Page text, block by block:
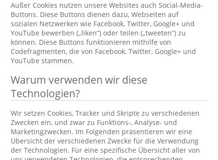
Außer Cookies nutzen unsere Websites auch Social-Media-
Buttons. Diese Buttons dienen dazu, Webseiten auf
sozialen Netzwerken wie Facebook, Twitter, Google+ und
YouTube bewerben („liken“) oder teilen („tweeten“) zu
können. Diese Buttons funktionieren mithilfe von
Codefragmenten, die von Facebook, Twitter, Google+ und
YouTube stammen.
Warum verwenden wir diese
Technologien?
Wir setzen Cookies, Tracker und Skripte zu verschiedenen
Zwecken ein, und zwar zu Funktions-, Analyse- und
Marketingzwecken. Im Folgenden präsentieren wir eine
Übersicht der verschiedenen Zwecke für die Verwendung
der Technologien. Für eine spezifische Übersicht aller von